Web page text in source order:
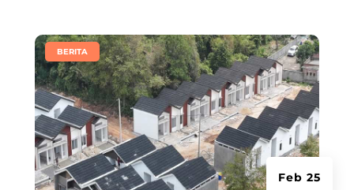
Feb 25
BERITA